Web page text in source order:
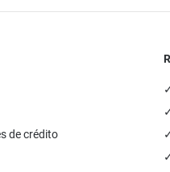
de crédito